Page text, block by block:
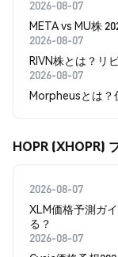
2026-08-07
META vs MU株
2026-08-07
RIVN株とは？リ
2026-08-07
Morpheusとは？
HOPR (XHOPR)
2026-08-07
XLM価格予測ガ
る？
2026-08-07